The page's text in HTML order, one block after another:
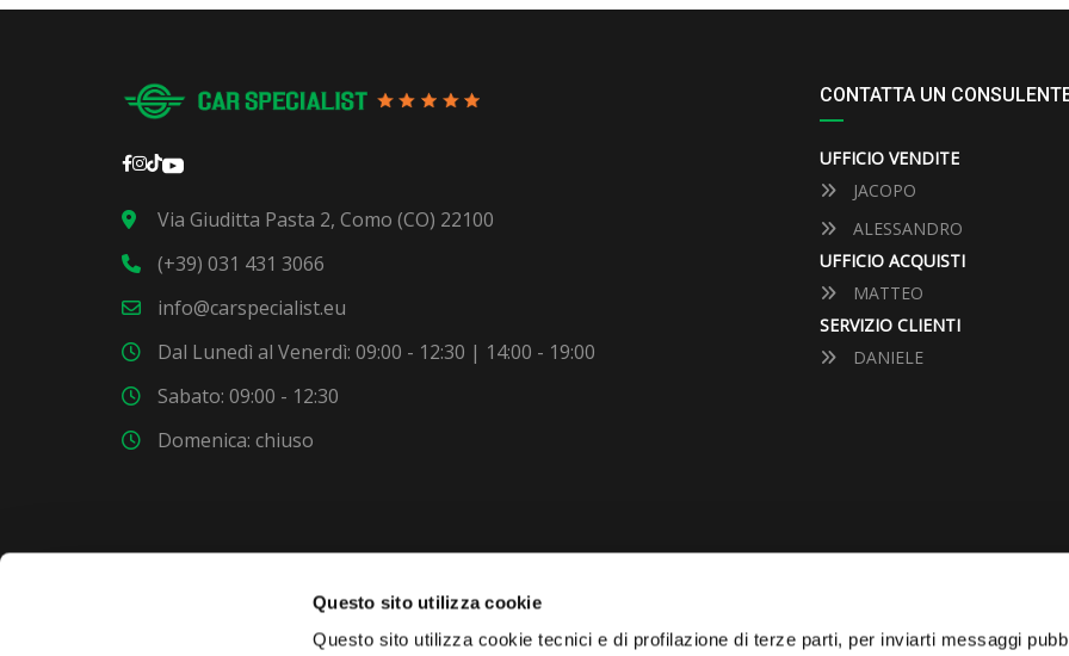
Questo sito utilizza cookie
Questo sito utilizza cookie tecnici e di profilazione di terze parti, per inviarti messaggi
Via Giuditta Pasta 2, Como (CO) 22100
(+39) 031 431 3066
info@carspecialist.eu
Dal Lunedì al Venerdì: 09:00 - 12:30 | 14:00 - 19:00
Sabato: 09:00 - 12:30
Domenica: chiuso
CONTATTA UN
UFFICIO VENDITE
JACOPO
ALESSANDRO
UFFICIO ACQUISTI
MATTEO
SERVIZIO CLIENTI
DANIELE